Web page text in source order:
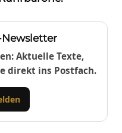
Aktuelle Texte,
direkt ins Postfach.